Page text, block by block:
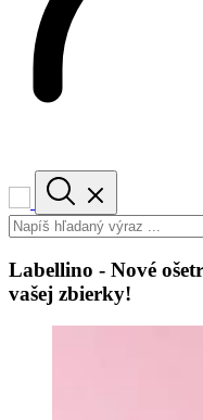
Labellino - Nové
vašej zbierky!